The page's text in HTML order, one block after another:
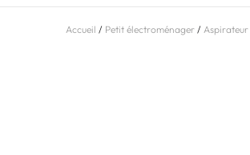
Accueil / Petit électroménager / Aspirateur